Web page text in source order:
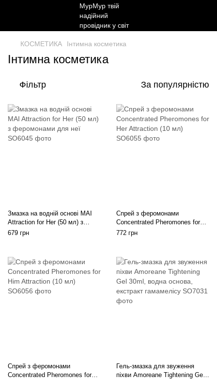
КОСМЕТИКА Інтимна косметика
Інтимна косметика
Фільтр За популярністю
Змазка на водній основі MAI
Attraction for Her (50 мл) з
феромонами для неї
679 грн
Спрей з феромонами
Concentrated Pheromones for
Her Attraction (10 мл)
772 грн
Спрей з феромонами
Concentrated Pheromones for
Гель-змазка для звуження
піхви Amoreane Tightening Gel